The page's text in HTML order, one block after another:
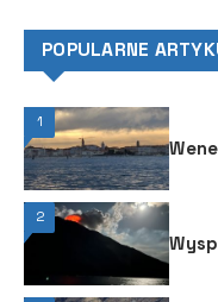
POPULARNE
1
2